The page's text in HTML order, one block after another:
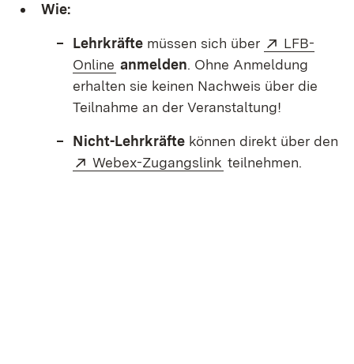
Wie:
Lehrkräfte müssen sich über Extern:
LFB-
Online (Öffnet in neuem Fenster)
anmelden. Ohne Anmeldung
erhalten sie keinen Nachweis über die
Teilnahme an der Veranstaltung!
Nicht-Lehrkräfte können direkt über den
Extern:
Webex-Zugangslink (Öffnet in neuem
teilnehmen.